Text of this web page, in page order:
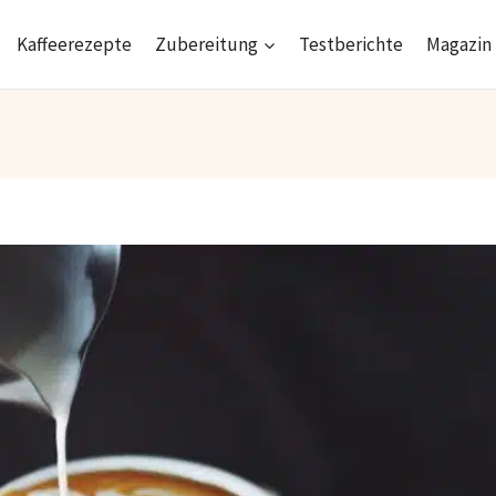
Kaffeerezepte Zubereitung Testberichte Magazin